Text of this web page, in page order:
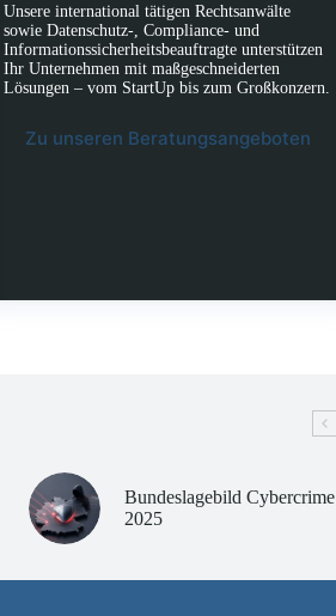
Unsere international tätigen Rechtsanwälte
sowie Datenschutz-, Compliance- und
Informationssicherheitsbeauftragte unterstützen
Ihr Unternehmen mit maßgeschneiderten
Lösungen – vom StartUp bis zum Großkonzern.
Zu unseren Beratungsangeboten
Bundeslagebild Cybercrime
2025